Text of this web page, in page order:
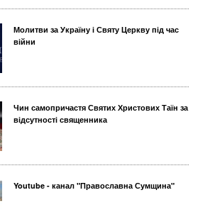
Молитви за Україну і Святу Церкву під час
війни
Чин самопричастя Святих Христових Таїн за
відсутності священника
Youtube - канал "Православна Сумщина"